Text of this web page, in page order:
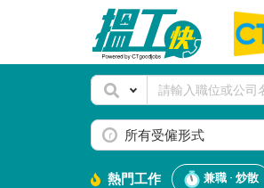
所有受僱形式
熱門工作 兼職 · 炒散